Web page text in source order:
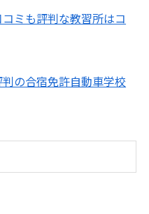
ミも評判な教習所はコ
の合宿免許自動車学校